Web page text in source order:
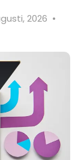
2026 •